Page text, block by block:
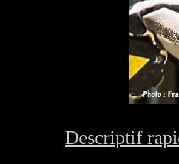
Descriptif